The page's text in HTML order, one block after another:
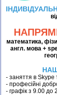
математика,
англ. мова +
- заняття в Skype
- професійні
- графік з 9.00